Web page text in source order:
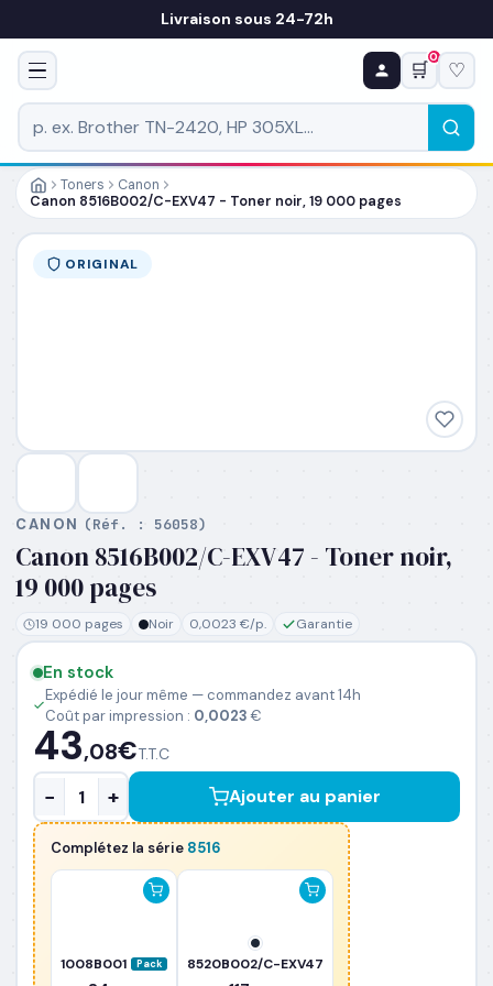
Livraison sous 24-72h
🛒
0
♡
Toners
Canon
Canon 8516B002/C-EXV47 - Toner noir, 19 000 pages
ORIGINAL
CANON (Réf. : 56058)
Canon 8516B002/C-EXV47 - Toner noir,
19 000 pages
19 000 pages Noir 0,0023 €/p. Garantie
En stock
Expédié le jour même — commandez avant 14h
Coût par impression : 0,0023€
43,08€T.T.C
− + Ajouter au panier
Complétez la série 8516
1008B001 Pack 8520B002/C-EXV47
Prévoyez & économisez
vous prépare un devis personnalisé
RÉFÉRENCE DU PRODUIT*
DATE DE PREMIÈRE LIVRAISON SOUHAITÉE
PRÉNOM*
NOM*
EMAIL PROFESSIONNEL*
TÉLÉPHONE
SOCIÉTÉ
PRÉCISEZ VOS BESOINS (OPTIONNEL)